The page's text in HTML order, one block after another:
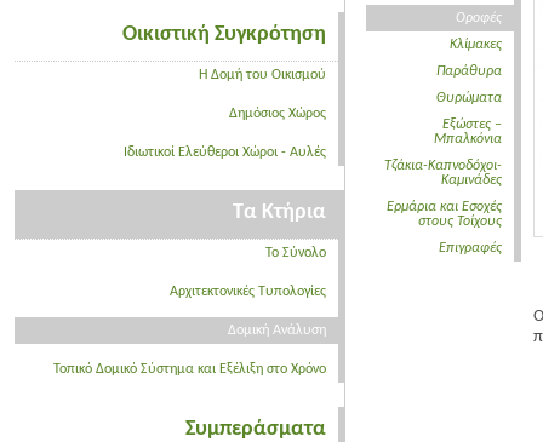
Οικιστική Συγκρότηση
Η Δομή του Οικισμού
Δημόσιος Χώρος
Ιδιωτικοί Ελεύθεροι Χώροι - Αυλές
Τα Κτήρια
Το Σύνολο
Αρχιτεκτονικές Τυπολογίες
Δομική Ανάλυση
Τοπικό Δομικό Σύστημα και Εξέλιξη στο Χρόνο
Συμπεράσματα
Οροφές
Κλίμακες
Παράθυρα
Θυρώματα
Εξώστες –
Μπαλκόνια
Τζάκια-Καπνοδόχοι-
Καμινάδες
Ερμάρια και Εσοχές
στους Τοίχους
Επιγραφές